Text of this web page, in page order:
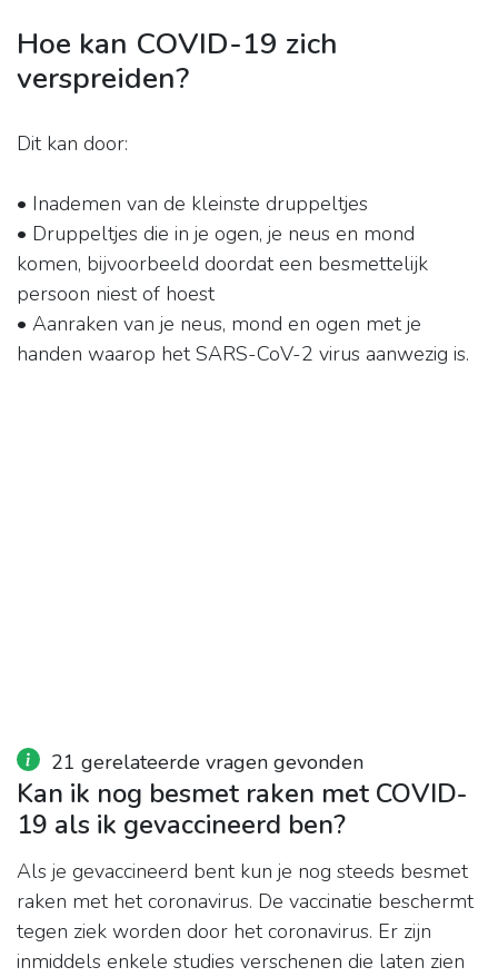
Hoe kan COVID-19 zich
verspreiden?
Dit kan door:
• Inademen van de kleinste druppeltjes
• Druppeltjes die in je ogen, je neus en mond
komen, bijvoorbeeld doordat een besmettelijk
persoon niest of hoest
• Aanraken van je neus, mond en ogen met je
handen waarop het SARS-CoV-2 virus aanwezig is.
21 gerelateerde vragen gevonden
Kan ik nog besmet raken met COVID-
19 als ik gevaccineerd ben?
Als je gevaccineerd bent kun je nog steeds besmet
raken met het coronavirus. De vaccinatie beschermt
tegen ziek worden door het coronavirus. Er zijn
inmiddels enkele studies verschenen die laten zien